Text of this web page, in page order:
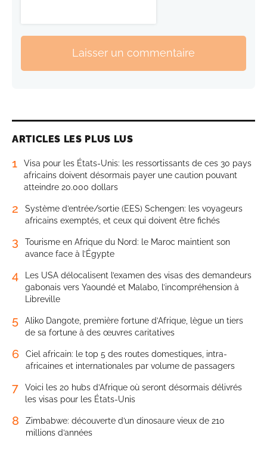
Laisser un commentaire
ARTICLES LES PLUS LUS
1
Visa pour les États-Unis: les ressortissants de ces 30 pays
africains doivent désormais payer une caution pouvant
atteindre 20.000 dollars
2
Système d’entrée/sortie (EES) Schengen: les voyageurs
africains exemptés, et ceux qui doivent être fichés
3
Tourisme en Afrique du Nord: le Maroc maintient son
avance face à l’Égypte
4
Les USA délocalisent l’examen des visas des demandeurs
gabonais vers Yaoundé et Malabo, l’incompréhension à
Libreville
5
Aliko Dangote, première fortune d’Afrique, lègue un tiers
de sa fortune à des œuvres caritatives
6
Ciel africain: le top 5 des routes domestiques, intra-
africaines et internationales par volume de passagers
7
Voici les 20 hubs d’Afrique où seront désormais délivrés
les visas pour les États-Unis
8
Zimbabwe: découverte d’un dinosaure vieux de 210
millions d’années